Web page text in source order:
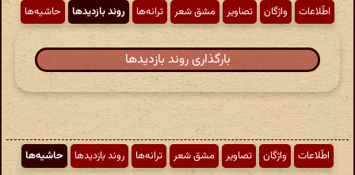
اطّلاعات واژگان تصاویر مشق شعر ترانه‌ها روند بازدیدها حاشیه‌ها
بارگذاری روند بازدیدها
اطّلاعات واژگان تصاویر مشق شعر ترانه‌ها روند بازدیدها حاشیه‌ها